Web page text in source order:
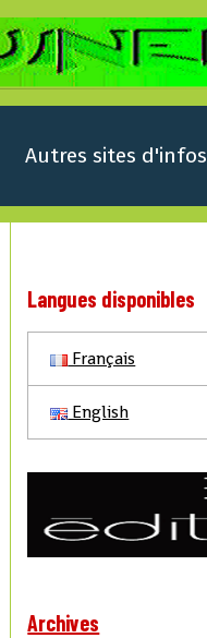
Autres sites d'infos
Langues disponibles
Français
English
Archives